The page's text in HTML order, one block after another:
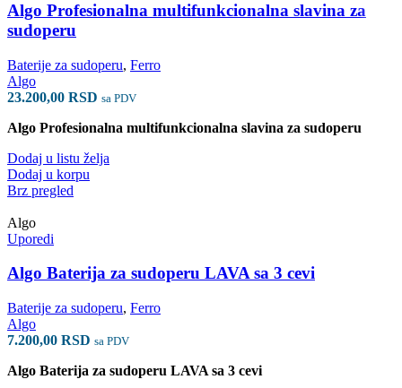
Algo Profesionalna multifunkcionalna slavina za
sudoperu
Baterije za sudoperu, Ferro
Algo
23.200,00 RSD sa PDV
Algo Profesionalna multifunkcionalna slavina za sudoperu
Dodaj u listu želja
Dodaj u korpu
Brz pregled
Algo
Uporedi
Algo Baterija za sudoperu LAVA sa 3 cevi
Baterije za sudoperu, Ferro
Algo
7.200,00 RSD sa PDV
Algo Baterija za sudoperu LAVA sa 3 cevi